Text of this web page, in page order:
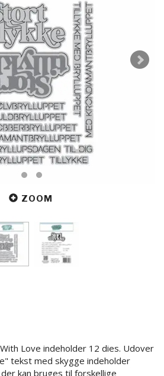
ZOOM
Love indeholder 12 dies. Udover
tekst med skygge indeholder
kan bruges til forskellige